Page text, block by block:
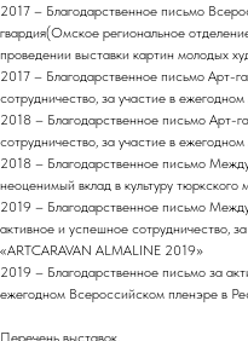
2017 – Благодарственное письмо
гвардия(Омское региональное
проведении выставки картин молодых
2017 – Благодарственное письмо Арт-
сотрудничество, за участие в
2018 – Благодарственное письмо Арт-
сотрудничество, за участие в
2018 – Благодарственное письмо
неоценимый вклад в культуру
2019 – Благодарственное письмо
активное и успешное сотрудничество,
«ARTCARAVAN ALMALINE 2019»
2019 – Благодарственное письмо за
ежегодном Всероссийском пленэре в